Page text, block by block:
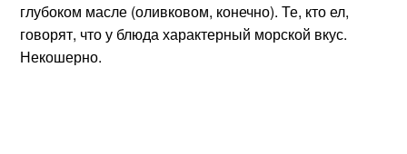
глубоком масле (оливковом, конечно). Те, кто ел,
говорят, что у блюда характерный морской вкус.
Некошерно.